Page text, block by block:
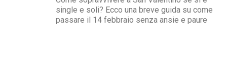
single e soli? Ecco una breve guida su come
passare il 14 febbraio senza ansie e paure